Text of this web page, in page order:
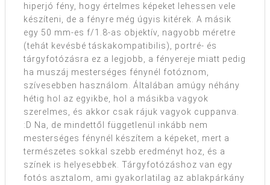
hiperjó fény, hogy értelmes képeket lehessen vele
készíteni, de a fényre még úgyis kitérek. A másik
egy 50 mm-es f/1.8-as objektív, nagyobb méretre
(tehát kevésbé táskakompatibilis), portré- és
tárgyfotózásra ez a legjobb, a fényereje miatt pedig
ha muszáj mesterséges fénynél fotóznom,
szívesebben használom. Általában amúgy néhány
hétig hol az egyikbe, hol a másikba vagyok
szerelmes, és akkor csak rájuk vagyok cuppanva.
:D Na, de mindettől függetlenül inkább nem
mesterséges fénynél készítem a képeket, mert a
természetes sokkal szebb eredményt hoz, és a
színek is helyesebbek. Tárgyfotózáshoz van egy
fotós asztalom, ami gyakorlatilag az ablakpárkány